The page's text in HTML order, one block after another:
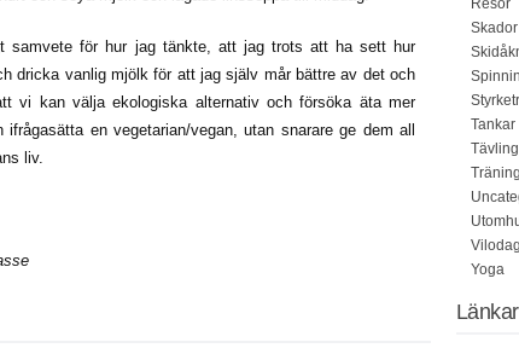
samvete för hur jag tänkte, att jag trots att ha sett hur
dricka vanlig mjölk för att jag själv mår bättre av det och
vi kan välja ekologiska alternativ och försöka äta mer
en vegetarian/vegan, utan snarare ge dem all
liv.
Resor
Skador
Tankar
Tävling
Vilodag
Yoga
Länkar